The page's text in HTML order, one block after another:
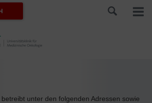
unter den folgenden Adressen sowie